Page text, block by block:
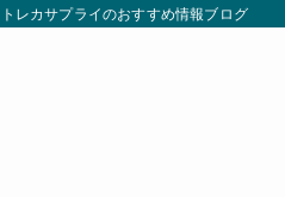
レカサプライのおすすめ情報ブログ